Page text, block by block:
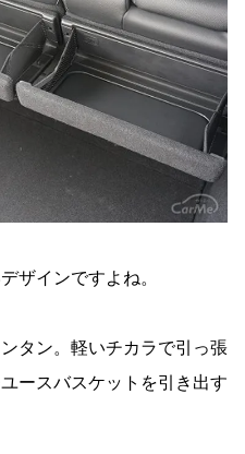
ザインですよね。
タン。軽いチカラで引っ張
ースバスケットを引き出す